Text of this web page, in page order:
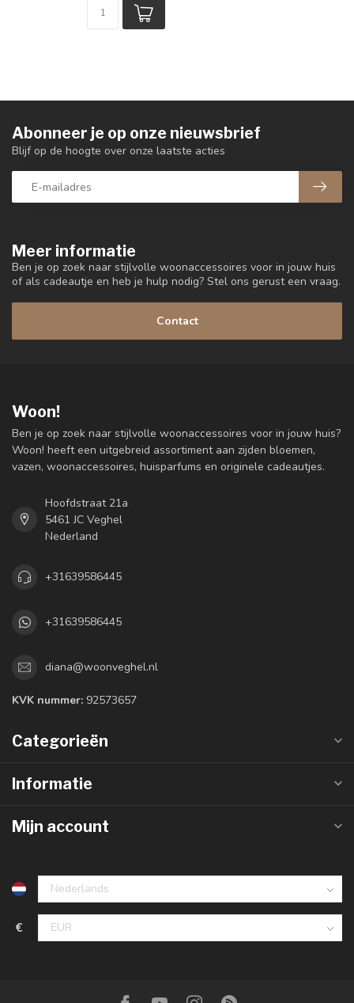
Meer informatie
Ben je op zoek naar stijlvolle woonaccessoires voor in jouw huis
of als cadeautje en heb je hulp nodig? Stel ons gerust een vraag.
Contact
Abonneer je op onze nieuwsbrief
Blijf op de hoogte over onze laatste acties
Woon!
Ben je op zoek naar stijlvolle woonaccessoires voor in jouw huis?
Woon! heeft een uitgebreid assortiment aan zijden bloemen,
vazen, woonaccessoires, huisparfums en originele cadeautjes.
Hoofdstraat 21a
5461 JC Veghel
Nederland
+31639586445
+31639586445
diana@woonveghel.nl
KVK nummer: 92573657
Categorieën
Informatie
Mijn account
€